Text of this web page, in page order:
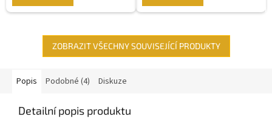
ZOBRAZIT VŠECHNY SOUVISEJÍCÍ PRODUKTY
Popis Podobné (4) Diskuze
Detailní popis produktu